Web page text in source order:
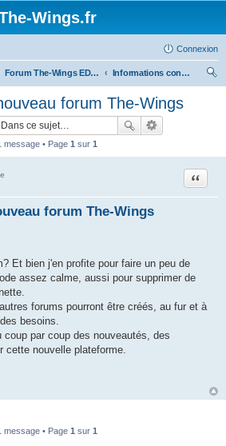
Wings.fr
Connexion
Forum The-Wings EDITION 2016
Informations concernant le nouveau forum
forum The-Wings
message • Page 1 sur 1
forum The-Wings
Citation
Et bien j'en profite pour faire un peu de
assez calme, aussi pour supprimer de
forums pourront être créés, au fur et à
besoins.
par coup des nouveautés, des
cette nouvelle plateforme.
message • Page 1 sur 1